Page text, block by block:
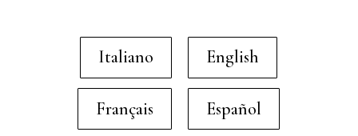
Italiano English
Français Español